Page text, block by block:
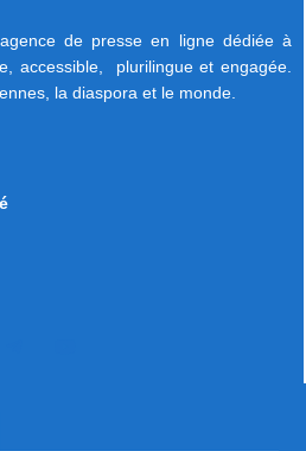
de presse en ligne dédiée à
accessible, plurilingue et engagée.
la diaspora et le monde.